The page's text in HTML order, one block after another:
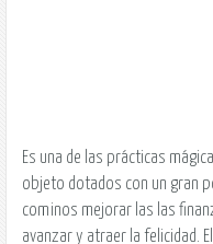
Es una de las prácticas
objeto dotados con un gran
cominos mejorar las las
avanzar y atraer la felicidad.